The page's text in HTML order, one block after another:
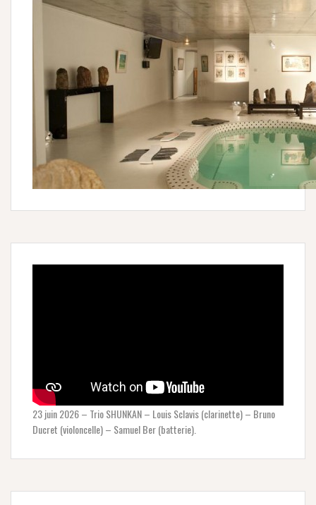
23 juin 2026 – Trio SHUNKAN – Louis Sclavis (clarinette) – Bruno
Ducret (violoncelle) – Samuel Ber (batterie).